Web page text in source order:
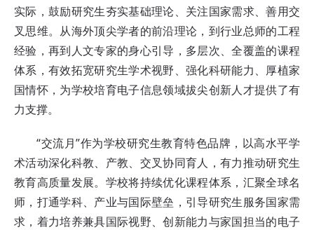
实际，鼓励研究生夯实基础理论、关注国家需求、善用交
叉思维。从海外顶尖学者的前沿理论，到行业总师的工程
经验，再到人文专家的身心引导，多层次、全覆盖的课程
体系，有效拓宽研究生学术视野、强化科研能力、厚植家
国情怀，为学校培育电子信息领域拔尖创新人才提供了有
力支撑。
“交流月”作为学校研究生教育特色品牌，以高水平学
术活动深化科教、产教、交叉协同育人，有力推动研究生
教育高质量发展。学校将持续优化课程体系，汇聚全球名
师，打通学科、产业与国际壁垒，引导研究生服务国家需
求，着力培养兼具国际视野、创新能力与家国担当的电子